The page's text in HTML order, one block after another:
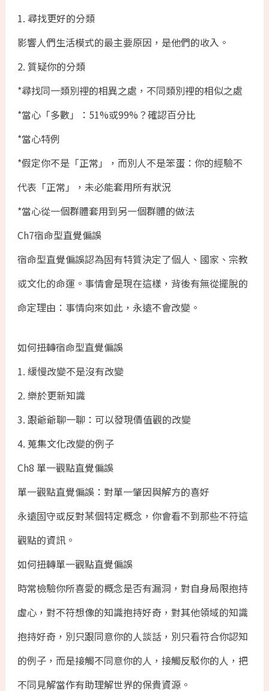
1. 尋找更好的分類
影響人們生活模式的最主要原因，是他們的收入。
2. 質疑你的分類
*尋找同一類別裡的相異之處，不同類別裡的相似之處
*當心「多數」：51%或99%？確認百分比
*當心特例
*假定你不是「正常」，而別人不是笨蛋：你的經驗不
代表「正常」，未必能套用所有狀況
*當心從一個群體套用到另一個群體的做法
Ch7宿命型直覺偏誤
宿命型直覺偏誤認為固有特質決定了個人、國家、宗教
或文化的命運。事情會是現在這樣，背後有無從擺脫的
命定理由：事情向來如此，永遠不會改變。
如何扭轉宿命型直覺偏誤
1. 緩慢改變不是沒有改變
2. 樂於更新知識
3. 跟爺爺聊一聊：可以發現價值觀的改變
4. 蒐集文化改變的例子
Ch8 單一觀點直覺偏誤
單一觀點直覺偏誤：對單一肇因與解方的喜好
永遠固守或反對某個特定概念，你會看不到那些不符這
觀點的資訊。
如何扭轉單一觀點直覺偏誤
時常檢驗你所喜愛的概念是否有漏洞，對自身局限抱持
虛心，對不符想像的知識抱持好奇，對其他領域的知識
抱持好奇，別只跟同意你的人談話，別只看符合你認知
的例子，而是接觸不同意你的人，接觸反駁你的人，把
不同見解當作有助理解世界的保貴資源。